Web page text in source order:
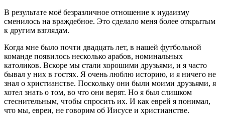
В результате моё безразличное отношение к иудаизму
сменилось на враждебное. Это сделало меня более открытым
к другим взглядам.
Когда мне было почти двадцать лет, в нашей футбольной
команде появилось несколько арабов, номинальных
католиков. Вскоре мы стали хорошими друзьями, и я часто
бывал у них в гостях. Я очень люблю историю, и я ничего не
знал о христианстве. Поскольку они были моими друзьями, я
хотел знать о том, во что они верят. Но я был слишком
стеснительным, чтобы спросить их. И как еврей я понимал,
что мы, евреи, не говорим об Иисусе и христианстве.